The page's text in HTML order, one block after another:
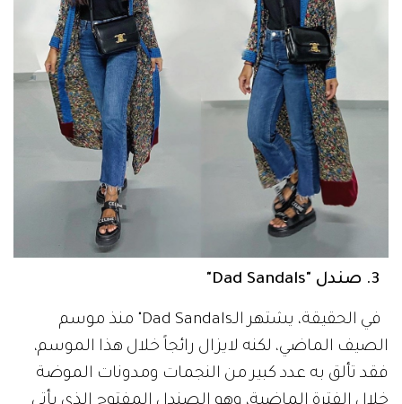
في الحقيقة، يشتهر الـDad Sandals" منذ موسم
الصيف الماضي، لكنه لايزال رائجاً خلال هذا الموسم،
فقد تألق به عدد كبير من النجمات ومدونات الموضة